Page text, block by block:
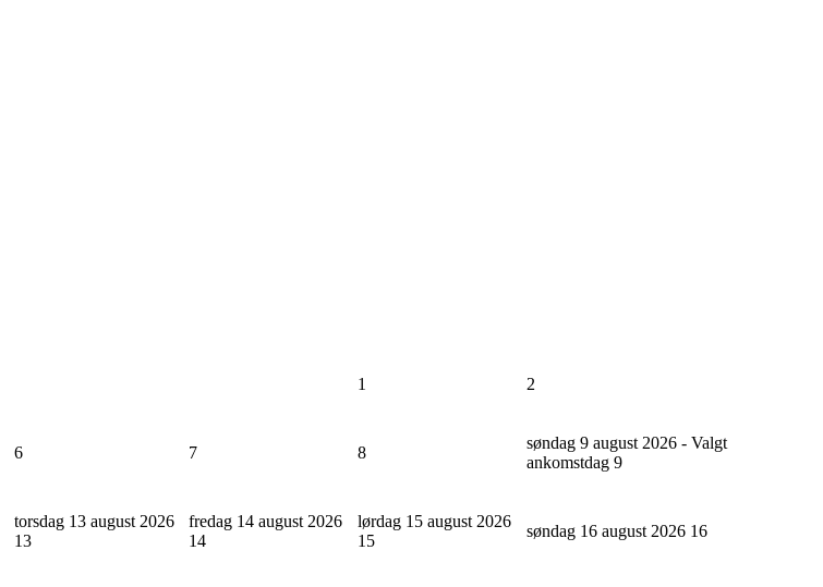
1 2
6 7 8
søndag 9 august 2026 - Valgt
ankomstdag 9
torsdag 13 august 2026
13
fredag 14 august 2026
14
lørdag 15 august 2026
15
søndag 16 august 2026 16